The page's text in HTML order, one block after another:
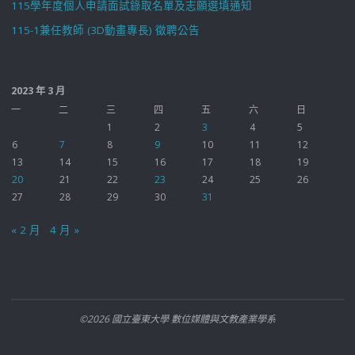
115學年度個人申請面試錄取名單及志願選填通知
115-1兼任教師 (3D動畫專長) 徵聘公告
2023 年 3 月
一
二 三 四 五 六
日
1
2 3 4
5
6
7 8 9 10 11
12
13
14 15 16 17 18
19
20
21 22 23 24 25
26
27
28 29 30 31
« 2 月 4 月 »
©2026 國立臺東大學 數位媒體與文教產業學系